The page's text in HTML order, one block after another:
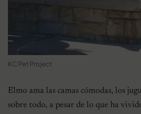
KC Pet Project
Elmo ama las camas cómodas, los
sobre todo, a pesar de lo que ha